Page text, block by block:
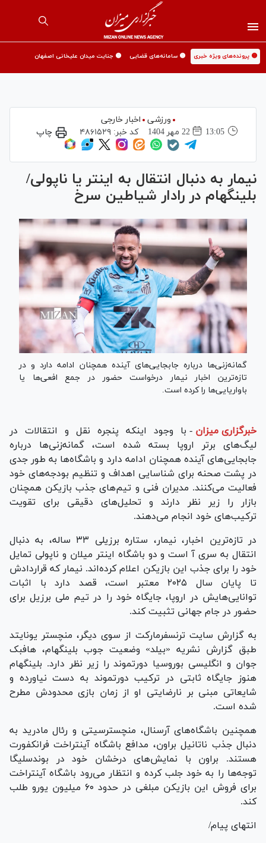
🟡 پرونده‌های ویژه خبری 🟡 سامانه‌های قضایی 🟡 جنایت میدان علیخانی اصفهان
ورزشی
اخبار خارجی
13:05
22 مهر 1404 کد خبر:۴۸۶۱۵۲۹ چاپ
نیمار به دنبال انتقال به اینتر یا ناپولی/
بلینگهام در رادار شیاطین سرخ
گمانه‌زنی‌ها درباره جابجایی‌های آینده همچنان ادامه دارد و در
تازه‌ترین اخبار نیمار درخواست حضور در جمع افعی‌ها یا
باواریایی‌ها را کرده است.
خبرگزاری میزان - با وجود اینکه پنجره نقل و انتقالات در
لیگ‌های برتر اروپا بسته شده است، گمانه‌زنی‌ها درباره
جابجایی‌های آینده همچنان ادامه دارد و باشگاه‌ها به طور جدی
در پشت صحنه برای شناسایی اهداف و تنظیم بودجه‌های خود
فعالیت می‌کنند. مدیران فنی و تیم‌های جذب بازیکن همچنان
بازار را زیر نظر دارند و تحلیل‌های دقیقی برای تقویت
ترکیب‌های خود انجام می‌دهند.
در تازه‌ترین اخبار، نیمار، ستاره برزیلی ۳۳ ساله، به دنبال
انتقال به سری آ است و دو باشگاه اینتر میلان و ناپولی تمایل
خود را برای جذب این بازیکن اعلام کرده‌اند. نیمار که قراردادش
تا پایان سال ۲۰۲۵ معتبر است، قصد دارد با اثبات
توانایی‌هایش در اروپا، جایگاه خود را در تیم ملی برزیل برای
حضور در جام جهانی تثبیت کند.
به گزارش سایت ترنسفرمارکت از سوی دیگر، منچستر یونایتد
طبق گزارش نشریه «بیلد» وضعیت جوب بلینگهام، هافبک
جوان و انگلیسی بوروسیا دورتموند را زیر نظر دارد. بلینگهام
هنوز جایگاه ثابتی در ترکیب دورتموند به دست نیاورده و
شایعاتی مبنی بر نارضایتی او از زمان بازی محدودش مطرح
شده است.
همچنین باشگاه‌های آرسنال، منچسترسیتی و رئال مادرید به
دنبال جذب ناتانیل براون، مدافع باشگاه آینتراخت فرانکفورت
هستند. براون با نمایش‌های درخشان خود در بوندسلیگا
توجه‌ها را به خود جلب کرده و انتظار می‌رود باشگاه آینتراخت
برای فروش این بازیکن مبلغی در حدود ۶۰ میلیون یورو طلب
کند.
انتهای پیام/